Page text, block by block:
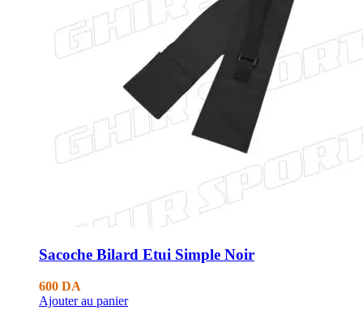
Sacoche Bilard Etui Simple Noir
600 DA
Ajouter au panier